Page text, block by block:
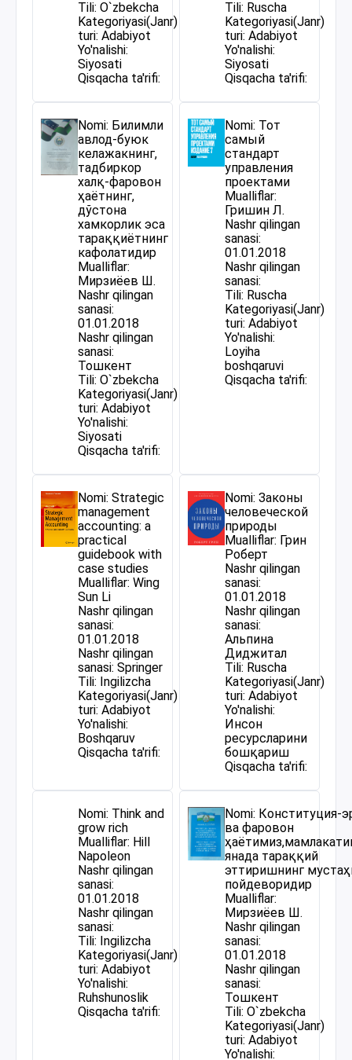
Tili: O`zbekcha
Kategoriyasi(Janr)
turi: Adabiyot
Yo'nalishi:
Siyosati
Qisqacha ta'rifi:
Tili: Ruscha
Kategoriyasi(Janr)
turi: Adabiyot
Yo'nalishi:
Siyosati
Qisqacha ta'rifi:
Nomi: Билимли
авлод-буюк
келажакнинг,
тадбиркор
халқ-фаровон
ҳаётнинг,
дўстона
хамкорлик эса
тараққиётнинг
кафолатидир
Mualliflar:
Мирзиёев Ш.
Nashr qilingan
sanasi:
01.01.2018
Nashr qilingan
sanasi:
Тошкент
Tili: O`zbekcha
Kategoriyasi(Janr)
turi: Adabiyot
Yo'nalishi:
Siyosati
Qisqacha ta'rifi:
Nomi: Тот
самый
стандарт
управления
проектами
Mualliflar:
Гришин Л.
Nashr qilingan
sanasi:
01.01.2018
Nashr qilingan
sanasi:
Tili: Ruscha
Kategoriyasi(Janr)
turi: Adabiyot
Yo'nalishi:
Loyiha
boshqaruvi
Qisqacha ta'rifi:
Nomi: Strategic
management
accounting: a
practical
guidebook with
case studies
Mualliflar: Wing
Sun Li
Nashr qilingan
sanasi:
01.01.2018
Nashr qilingan
sanasi: Springer
Tili: Ingilizcha
Kategoriyasi(Janr)
turi: Adabiyot
Yo'nalishi:
Boshqaruv
Qisqacha ta'rifi:
Nomi: Законы
человеческой
природы
Mualliflar: Грин
Роберт
Nashr qilingan
sanasi:
01.01.2018
Nashr qilingan
sanasi:
Альпина
Диджитал
Tili: Ruscha
Kategoriyasi(Janr)
turi: Adabiyot
Yo'nalishi:
Инсон
ресурсларини
бошқариш
Qisqacha ta'rifi:
Nomi: Think and
grow rich
Mualliflar: Hill
Napoleon
Nashr qilingan
sanasi:
01.01.2018
Nashr qilingan
sanasi:
Tili: Ingilizcha
Kategoriyasi(Janr)
turi: Adabiyot
Yo'nalishi:
Ruhshunoslik
Qisqacha ta'rifi:
Nomi: Конституция-
ва фаровон
янада тараққий
эттиришнинг
пойдеворидир
Mualliflar:
Мирзиёев Ш.
Nashr qilingan
sanasi:
01.01.2018
Nashr qilingan
sanasi:
Тошкент
Tili: O`zbekcha
Kategoriyasi(Janr)
turi: Adabiyot
Yo'nalishi: